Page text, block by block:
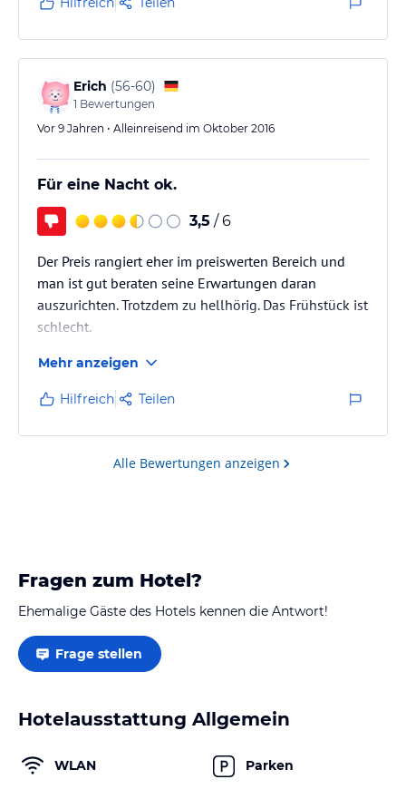
Erich (56-60)
1 Bewertungen
Vor 9 Jahren • Alleinreisend im Oktober 2016
Für eine Nacht ok.
3,5 / 6
Der Preis rangiert eher im preiswerten Bereich und
man ist gut beraten seine Erwartungen daran
auszurichten. Trotzdem zu hellhörig. Das Frühstück ist
schlecht.
Mehr anzeigen
Hilfreich Teilen
Alle Bewertungen anzeigen
Fragen zum Hotel?
Ehemalige Gäste des Hotels kennen die Antwort!
Frage stellen
Hotelausstattung Allgemein
WLAN Parken